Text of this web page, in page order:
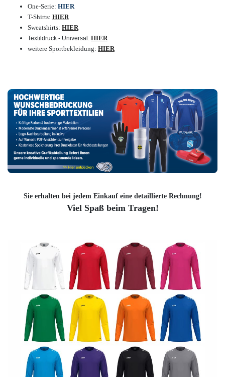
One-Serie: HIER
T-Shirts: HIER
Sweatshirts: HIER
Textildruck - Universal: HIER
weitere Sportbekleidung: HIER
Sie erhalten bei jedem Einkauf eine detaillierte Rechnung!
Viel Spaß beim Tragen!